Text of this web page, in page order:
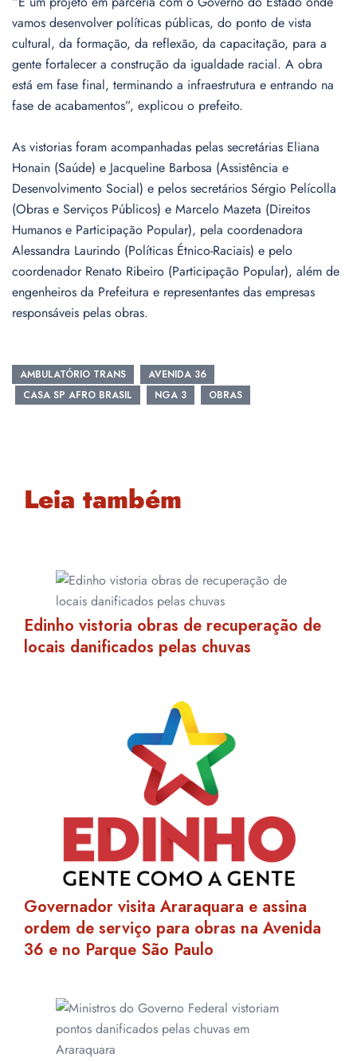
vamos desenvolver políticas públicas, do ponto de vista
cultural, da formação, da reflexão, da capacitação, para a
gente fortalecer a construção da igualdade racial. A obra
está em fase final, terminando a infraestrutura e entrando na
fase de acabamentos”, explicou o prefeito.
As vistorias foram acompanhadas pelas secretárias Eliana
Honain (Saúde) e Jacqueline Barbosa (Assistência e
Desenvolvimento Social) e pelos secretários Sérgio Pelícolla
(Obras e Serviços Públicos) e Marcelo Mazeta (Direitos
Humanos e Participação Popular), pela coordenadora
Alessandra Laurindo (Políticas Étnico-Raciais) e pelo
coordenador Renato Ribeiro (Participação Popular), além de
engenheiros da Prefeitura e representantes das empresas
responsáveis pelas obras.
AMBULATÓRIO TRANS
AVENIDA 36
CASA SP AFRO BRASIL
NGA 3 OBRAS
Leia também
Edinho vistoria obras de recuperação de
locais danificados pelas chuvas
Governador visita Araraquara e assina
ordem de serviço para obras na Avenida
36 e no Parque São Paulo